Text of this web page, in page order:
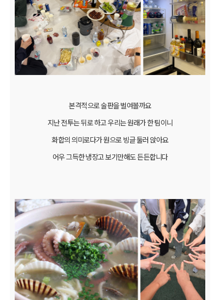
본격적으로 술판을 벌여볼까요
지난 전투는 뒤로 하고 우리는 원래가 한 팀이니
화합의 의미로다가 원으로 빙글 둘러 앉아요
어우 그득한 냉장고 보기만해도 든든합니다